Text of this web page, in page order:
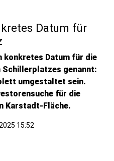
Datum für
konkretes Datum für die
genannt:
umgestaltet sein.
für die
Karstadt-Fläche.
15:52